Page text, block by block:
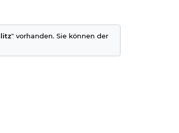
" vorhanden. Sie können der